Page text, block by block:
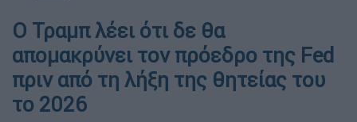
Ο Τραμπ λέει ότι δε θα
απομακρύνει τον πρόεδρο της Fed
πριν από τη λήξη της θητείας του
το 2026